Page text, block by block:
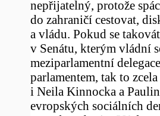
nepřijatelný, protože
do zahraničí cestovat,
a vládu. Pokud se
v Senátu, kterým vládní
meziparlamentní
parlamentem, tak to
i Neila Kinnocka a
evropských sociálních